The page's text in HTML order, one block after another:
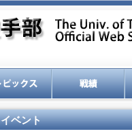
イベント